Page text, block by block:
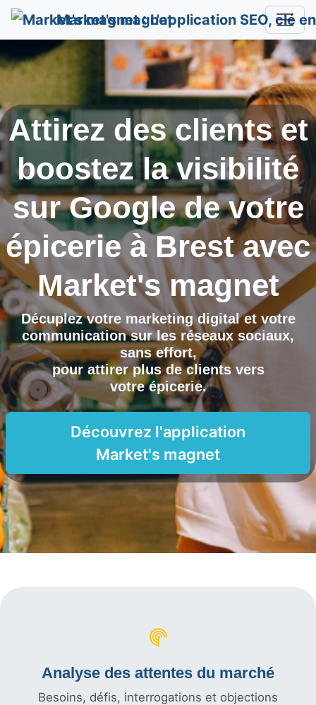
Market's magnet
Attirez des clients et
boostez la visibilité
sur Google de votre
épicerie àBrestavec
Market's magnet
Décuplez votre marketing digital et votre
communication sur les réseaux sociaux,
sans effort,
pour attirer plus de clients vers
votre épicerie.
Découvrez l'application
Market's magnet
Analyse des attentes du marché
Besoins, défis, interrogations et objections